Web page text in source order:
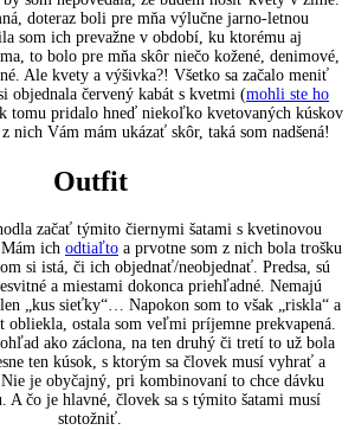
doteraz boli pre mňa výlučne jarno-letnou
som ich prevažne v období, ku ktorému aj
to bolo pre mňa skôr niečo kožené, denimové,
Ale kvety a výšivka?! Všetko sa začalo meniť
objednala červený kabát s kvetmi (mohli ste ho
tomu pridalo hneď niekoľko kvetovaných kúskov
nich Vám mám ukázať skôr, taká som nadšená!
Outfit
začať týmito čiernymi šatami s kvetinovou
ich odtiaľto a prvotne som z nich bola trošku
si istá, či ich objednať/neobjednať. Predsa, sú
a miestami dokonca priehľadné. Nemajú
„kus sieťky“… Napokon som to však „riskla“ a
ostala som veľmi príjemne prekvapená.
ako záclona, na ten druhý či tretí to už bola
ten kúsok, s ktorým sa človek musí vyhrať a
je obyčajný, pri kombinovaní to chce dávku
A čo je hlavné, človek sa s týmito šatami musí
stotožniť.